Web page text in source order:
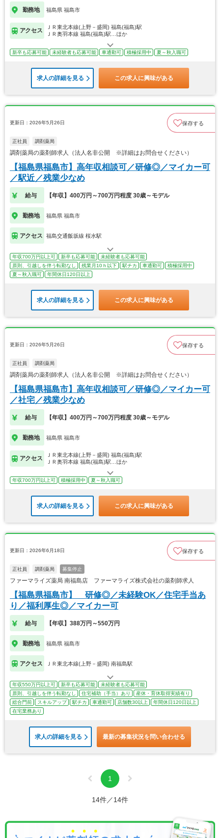
勤務地 福島県 福島市
アクセス
ＪＲ東北本線(上野－盛岡) 福島(福島)駅
ＪＲ奥羽本線 福島(福島)駅…ほか
新卒も応募可能 未経験者も応募可能 車通勤可 積極採用中 夏～秋入職可
求人の詳細を見る この求人に興味がある
更新日：2026年5月26日 保存する
正社員 調剤薬局
調剤薬局の薬剤師求人（法人名非公開 ※詳細はお問合せください）
【福島県福島市】高年収相談可／研修◎／マイカー可
／駅近／残業少なめ
給与 【年収】400万円～700万円程度 30歳～モデル
勤務地 福島県 福島市
アクセス 福島交通飯坂線 桜水駅
年収700万円以上可 新卒も応募可能
未経験者も応募可能
原則、引越しを伴う転勤なし
残業月10ｈ以下 駅チカ 車通勤可
積極採用中
夏～秋入職可
年間休日120日以上
求人の詳細を見る この求人に興味がある
更新日：2026年5月26日 保存する
正社員 調剤薬局
調剤薬局の薬剤師求人（法人名非公開 ※詳細はお問合せください）
【福島県福島市】高年収相談可／研修◎／マイカー可
／社宅／残業少なめ
給与 【年収】400万円～700万円程度 30歳～モデル
勤務地 福島県 福島市
アクセス
ＪＲ東北本線(上野－盛岡) 福島(福島)駅
ＪＲ奥羽本線 福島(福島)駅…ほか
年収700万円以上可 積極採用中 夏～秋入職可
求人の詳細を見る この求人に興味がある
更新日：2026年6月18日 保存する
正社員 調剤薬局 募集停止
ファーマライズ薬局 南福島店 ファーマライズ株式会社の薬剤師求人
【福島県福島市】 研修◎／未経験OK／住宅手当あ
り／福利厚生◎／マイカー可
給与 【年収】388万円～550万円
勤務地 福島県 福島市
アクセス ＪＲ東北本線(上野－盛岡) 南福島駅
年収550万円以上可 新卒も応募可能
未経験者も応募可能
原則、引越しを伴う転勤なし
住宅補助（手当）あり
産休・育休取得実績有り
総合門前
スキルアップ 駅チカ 車通勤可 店舗数30以上
年間休日120日以上
在宅業務あり
求人の詳細を見る 最新の募集状況を問い合わせる
1
14件／14件